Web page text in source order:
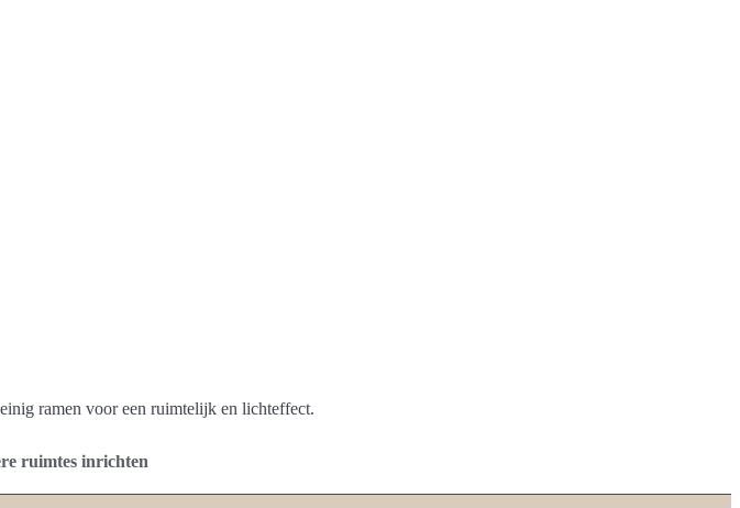
ramen voor een ruimtelijk en lichteffect.
ruimtes inrichten